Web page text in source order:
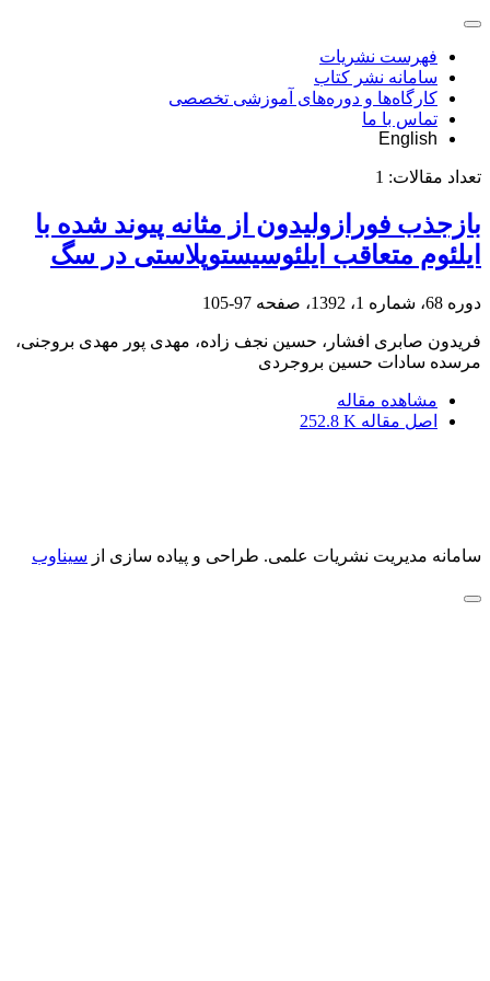
فهرست نشریات
سامانه نشر کتاب
کارگاه‌ها و دوره‌های آموزشی تخصصی
تماس با ما
English
تعداد مقالات: 1
بازجذب فورازولیدون از مثانه پیوند شده با
ایلئوم متعاقب ایلئوسیستوپلاستی در سگ
دوره 68، شماره 1، 1392، صفحه 97-105
فریدون صابری افشار، حسین نجف زاده، مهدی پور مهدی بروجنی،
مرسده سادات حسین بروجردی
مشاهده مقاله
اصل مقاله 252.8 K
سامانه مدیریت نشریات علمی. طراحی و پیاده سازی از سیناوب